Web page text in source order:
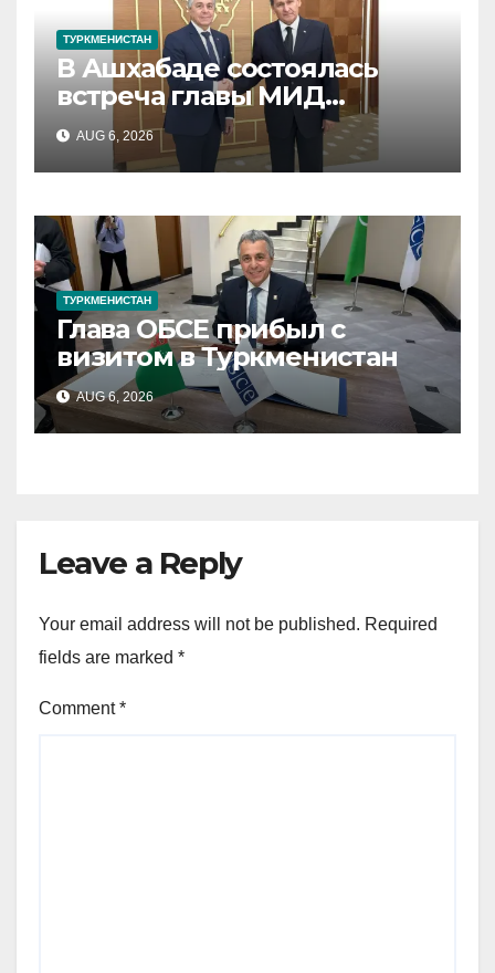
ТУРКМЕНИСТАН
В Ашхабаде состоялась
встреча главы МИД
Туркменистана с
председателем ОБСЕ
AUG 6, 2026
ТУРКМЕНИСТАН
Глава ОБСЕ прибыл с
визитом в Туркменистан
AUG 6, 2026
Leave a Reply
Your email address will not be published. Required
fields are marked *
Comment*